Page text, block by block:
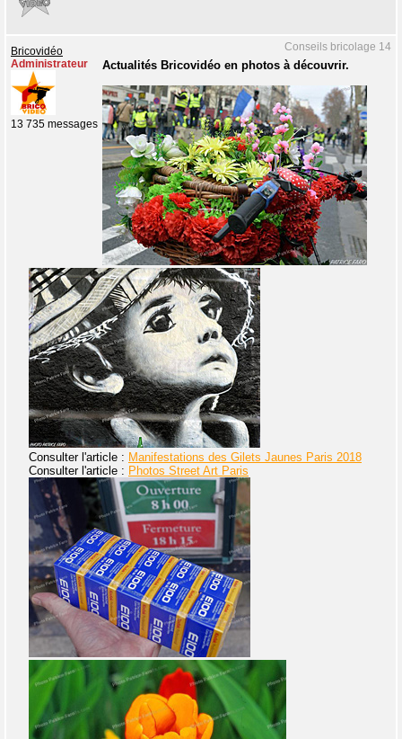
Conseils bricolage 14
Bricovidéo
Administrateur
13 735 messages
Actualités Bricovidéo en photos à découvrir.
Consulter l'article : Manifestations des Gilets Jaunes Paris 2018
Consulter l'article : Photos Street Art Paris